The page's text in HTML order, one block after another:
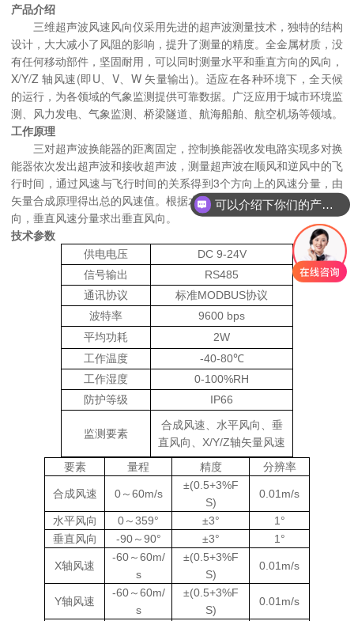
产品介绍
三维超声波风速风向仪采用先进的超声波测量技术，独特的结构
设计，大大减小了风阻的影响，提升了测量的精度。全金属材质，没
有任何移动部件，坚固耐用，可以同时测量水平和垂直方向的风向，
X/Y/Z 轴风速(即U、V、W 矢量输出)。适应在各种环境下，全天候
的运行，为各领域的气象监测提供可靠数据。广泛应用于城市环境监
测、风力发电、气象监测、桥梁隧道、航海船舶、航空机场等领域。
工作原理
三对超声波换能器的距离固定，控制换能器收发电路实现多对换
能器依次发出超声波和接收超声波，测量超声波在顺风和逆风中的飞
行时间，通过风速与飞行时间的关系得到3个方向上的风速分量，由
矢量合成原理得出总的风速值。根据水平面内的风速分量求出水平风
向，垂直风速分量求出垂直风向。
技术参数
供电电压
DC 9-24V
信号输出
RS485
通讯协议
标准MODBUS协议
波特率
9600 bps
平均功耗
2W
工作温度
-40-80℃
工作湿度
0-100%RH
防护等级
IP66
监测要素
合成风速、水平风向、垂
直风向、X/Y/Z轴矢量风速
要素
量程 精度 分辨率
合成风速 0～60m/s
±(0.5+3%F
S)
0.01m/s
水平风向 0～359° ±3°
1°
垂直风向
-90～90° ±3° 1°
X轴风速
-60～60m/
s
±(0.5+3%F
S)
0.01m/s
Y轴风速
-60～60m/
s
±(0.5+3%F
S)
0.01m/s
可以介绍下你们的产品么？